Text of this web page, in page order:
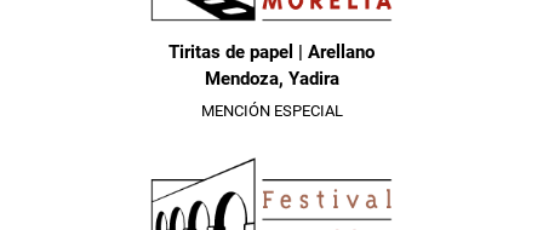
Tiritas de papel | Arellano
Mendoza, Yadira
MENCIÓN ESPECIAL